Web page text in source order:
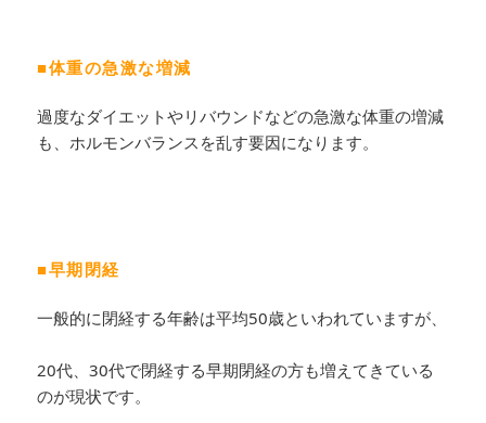
■体重の急激な増減
過度なダイエットやリバウンドなどの急激な体重の増減
も、ホルモンバランスを乱す要因になります。
■早期閉経
一般的に閉経する年齢は平均50歳といわれていますが、
20代、30代で閉経する早期閉経の方も増えてきている
のが現状です。